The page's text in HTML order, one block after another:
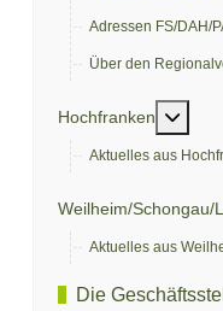
Adressen FS/DAH/
Über den
Hochfranken
Aktuelles aus
Weilheim/Schongau/
Aktuelles aus
Die